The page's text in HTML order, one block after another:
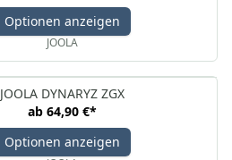
Optionen anzeigen
JOOLA
JOOLA DYNARYZ ZGX
ab 64,90 €*
Optionen anzeigen